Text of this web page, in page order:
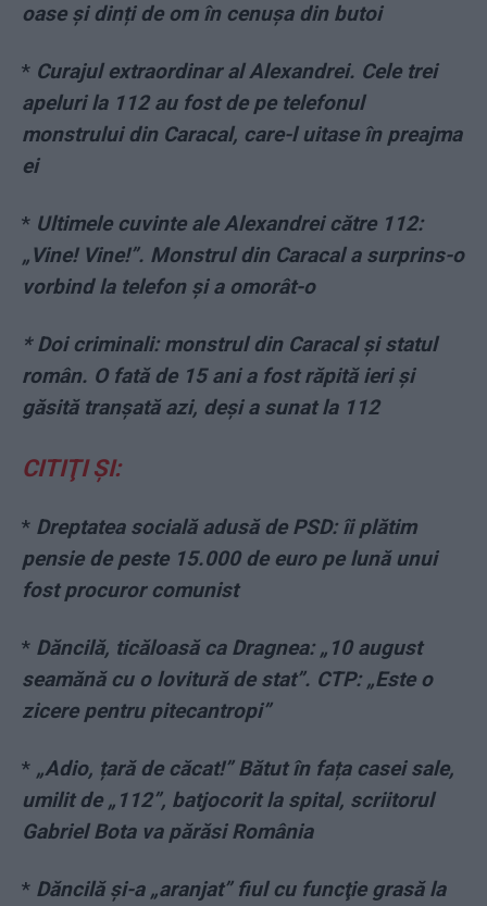
oase și dinți de om în cenușa din butoi
* Curajul extraordinar al Alexandrei. Cele trei
apeluri la 112 au fost de pe telefonul
monstrului din Caracal, care-l uitase în preajma
ei
* Ultimele cuvinte ale Alexandrei către 112:
„Vine! Vine!”. Monstrul din Caracal a surprins-o
vorbind la telefon și a omorât-o
* Doi criminali: monstrul din Caracal și statul
român. O fată de 15 ani a fost răpită ieri și
găsită tranșată azi, deși a sunat la 112
CITIŢI ŞI:
* Dreptatea socială adusă de PSD: îi plătim
pensie de peste 15.000 de euro pe lună unui
fost procuror comunist
* Dăncilă, ticăloasă ca Dragnea: „10 august
seamănă cu o lovitură de stat”. CTP: „Este o
zicere pentru pitecantropi”
* „Adio, țară de căcat!” Bătut în fața casei sale,
umilit de „112”, batjocorit la spital, scriitorul
Gabriel Bota va părăsi România
* Dăncilă și-a „aranjat” fiul cu funcţie grasă la